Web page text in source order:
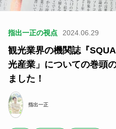
指出一正の視点 2024.06.29
観光業界の機関誌『
光産業」についての巻頭
ました！
指出一正